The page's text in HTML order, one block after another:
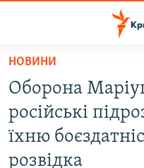
Перейти
основного
матеріалу
Перейти
до
основної
НОВИНИ
ВОДА.КРИМ
ВІДЕО ТА ФОТО
ПОЛІТИКА
НОВИНИ
Оборона
російські
їхню
розвідка